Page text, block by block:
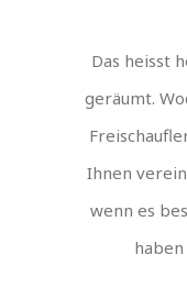
Das heisst
geräumt.
Ihnen
wenn es